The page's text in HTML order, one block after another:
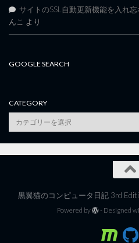
サイトのSSL自動更新機能を入れ
んこ より
GOOGLE SEARCH
CATEGORY
category
黒翼猫のコンピュータ日記 3rd
Powered by - Designed